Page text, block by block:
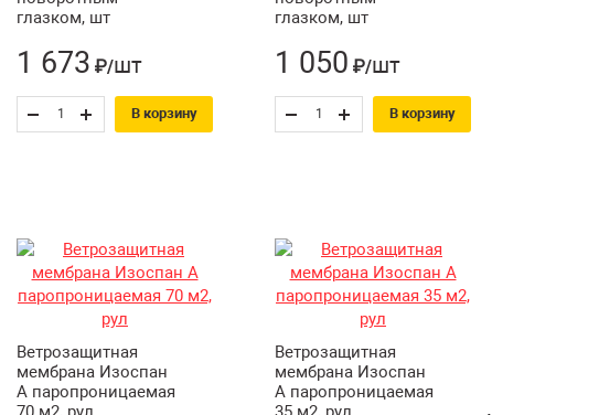
глазком, шт
1 673 ₽/шт
В корзину
глазком, шт
1 050 ₽/шт
В корзину
Ветрозащитная
мембрана Изоспан
А паропроницаемая
Ветрозащитная
мембрана Изоспан
А паропроницаемая